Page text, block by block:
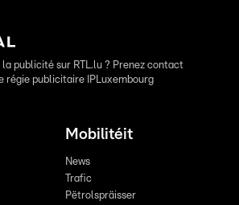
la publicité sur RTL.lu ? Prenez contact
régie publicitaire IPLuxembourg
Mobilitéit
News
Trafic
Pëtrolspräisser